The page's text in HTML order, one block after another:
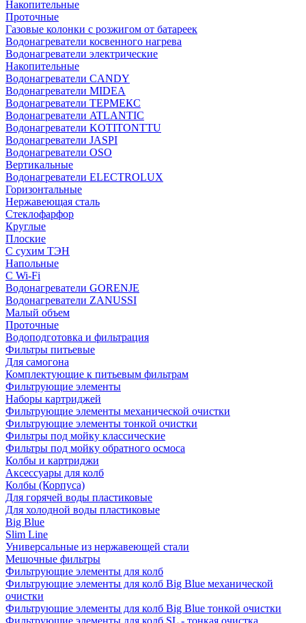
Накопительные
Проточные
Газовые колонки с розжигом от батареек
Водонагреватели косвенного нагрева
Водонагреватели электрические
Накопительные
Водонагреватели CANDY
Водонагреватели MIDEA
Водонагреватели ТЕРМЕКС
Водонагреватели ATLANTIC
Водонагреватели KOTITONTTU
Водонагреватели JASPI
Водонагреватели OSO
Вертикальные
Водонагреватели ELECTROLUX
Горизонтальные
Нержавеющая сталь
Стеклофарфор
Круглые
Плоские
С сухим ТЭН
Напольные
С Wi-Fi
Водонагреватели GORENJE
Водонагреватели ZANUSSI
Малый объем
Проточные
Водоподготовка и фильтрация
Фильтры питьевые
Для самогона
Комплектующие к питьевым фильтрам
Фильтрующие элементы
Наборы картриджей
Фильтрующие элементы механической очистки
Фильтрующие элементы тонкой очистки
Фильтры под мойку классические
Фильтры под мойку обратного осмоса
Колбы и картриджи
Аксессуары для колб
Колбы (Корпуса)
Для горячей воды пластиковые
Для холодной воды пластиковые
Big Blue
Slim Line
Универсальные из нержавеющей стали
Мешочные фильтры
Фильтрующие элементы для колб
Фильтрующие элементы для колб Big Blue механической
очистки
Фильтрующие элементы для колб Big Blue тонкой очистки
Фильтрующие элементы для колб SL - тонкая очистка